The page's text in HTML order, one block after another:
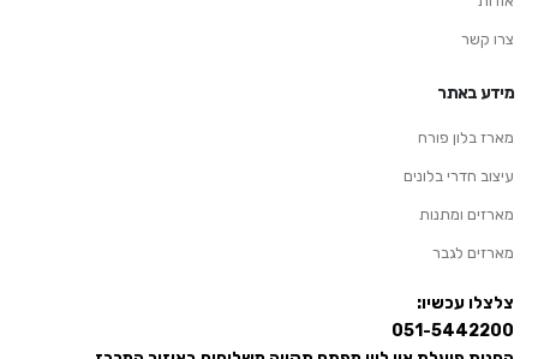
צרו קשר
מידע באתר
מארז בלון פורח
עיצוב חדרי בלונים
מארזים ומתנות
מארזים לגבר
צלצלו עכשיו:
051-5442200